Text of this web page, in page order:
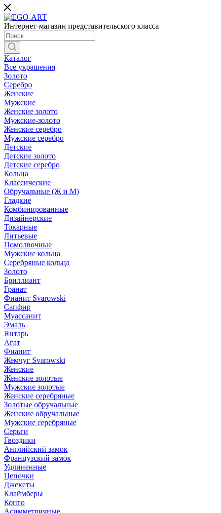
Интернет-магазин представительского класса
Каталог
Все украшения
Золото
Серебро
Женские
Мужские
Женские золото
Мужские-золото
Женские серебро
Мужские серебро
Детские
Детские золото
Детские серебро
Кольца
Классические
Обручальные (Ж и М)
Гладкие
Комбинированные
Дизайнерские
Токарные
Литьевые
Помолвочные
Мужские кольца
Серебряные кольца
Золото
Бриллиант
Гранат
Фианит Svarowski
Сапфир
Муассанит
Эмаль
Янтарь
Агат
Фианит
Жемчуг Svarowski
Женские
Женские золотые
Мужские золотые
Женские серебряные
Золотые обручальные
Женские обручальные
Мужские серебряные
Серьги
Гвоздики
Английский замок
Французский замок
Удлиненные
Цепочки
Джекеты
Клаймберы
Конго
Асимметричные